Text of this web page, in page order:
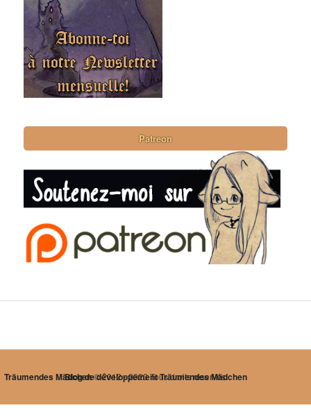
Patreon
Blog de développement Träumendes Mädchen
Träumendes Mädchen© 2012 - 2023 Tous droits réservés.